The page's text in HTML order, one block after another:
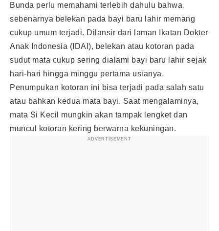
Bunda perlu memahami terlebih dahulu bahwa
sebenarnya belekan pada bayi baru lahir memang
cukup umum terjadi. Dilansir dari laman Ikatan Dokter
Anak Indonesia (IDAI), belekan atau kotoran pada
sudut mata cukup sering dialami bayi baru lahir sejak
hari-hari hingga minggu pertama usianya.
Penumpukan kotoran ini bisa terjadi pada salah satu
atau bahkan kedua mata bayi. Saat mengalaminya,
mata Si Kecil mungkin akan tampak lengket dan
muncul kotoran kering berwarna kekuningan.
ADVERTISEMENT